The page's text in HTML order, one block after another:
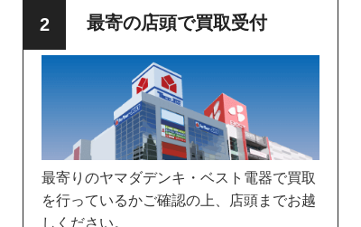
最寄の店頭で買取受付
最寄りのヤマダデンキ・ベスト電器で買取
を行っているかご確認の上、店頭までお越
しください。